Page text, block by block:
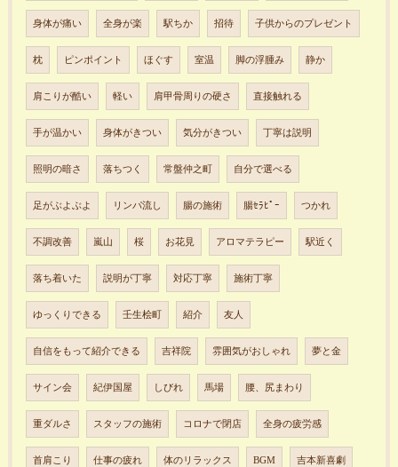
身体が痛い 全身が楽 駅ちか 招待 子供からのプレゼント
枕 ピンポイント ほぐす 室温 脚の浮腫み 静か
肩こりが酷い 軽い 肩甲骨周りの硬さ 直接触れる
手が温かい 身体がきつい 気分がきつい 丁寧は説明
照明の暗さ 落ちつく 常盤仲之町 自分で選べる
足がぶよぶよ リンパ流し 腸の施術 腸ｾﾗﾋﾟｰ つかれ
不調改善 嵐山 桜 お花見 アロマテラピー 駅近く
落ち着いた 説明が丁寧 対応丁寧 施術丁寧
ゆっくりできる 壬生桧町 紹介 友人
自信をもって紹介できる 吉祥院 雰囲気がおしゃれ 夢と金
サイン会 紀伊国屋 しびれ 馬場 腰、尻まわり
重ダルさ スタッフの施術 コロナで閉店 全身の疲労感
首肩こり 仕事の疲れ 体のリラックス BGM 吉本新喜劇